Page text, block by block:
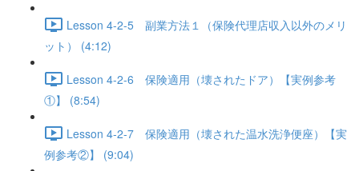
Lesson 4-2-5 副業方法１（保険代理店収入以外のメリ
ット） (4:12)
Lesson 4-2-6 保険適用（壊されたドア）【実例参考
①】 (8:54)
Lesson 4-2-7 保険適用（壊された温水洗浄便座）【実
例参考②】 (9:04)